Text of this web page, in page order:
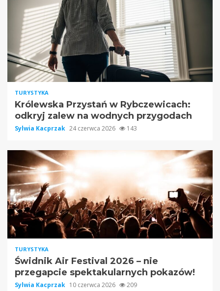
TURYSTYKA
Królewska Przystań w Rybczewicach:
odkryj zalew na wodnych przygodach
Sylwia Kacprzak 24 czerwca 2026 143
TURYSTYKA
Świdnik Air Festival 2026 – nie
przegapcie spektakularnych pokazów!
Sylwia Kacprzak 10 czerwca 2026 209